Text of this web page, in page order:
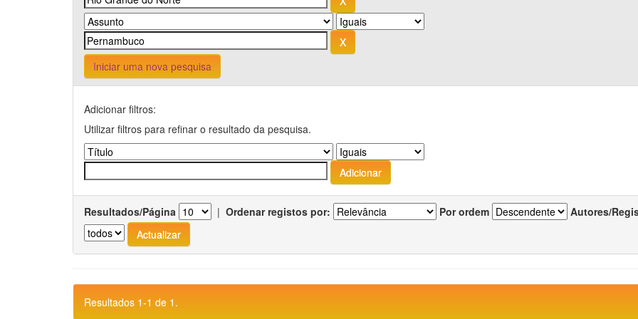
Iniciar uma nova pesquisa
Adicionar filtros:
Utilizar filtros para refinar o resultado da pesquisa.
Resultados/Página | Ordenar registos por: Por ordem Autores/
Resultados 1-1 de 1.